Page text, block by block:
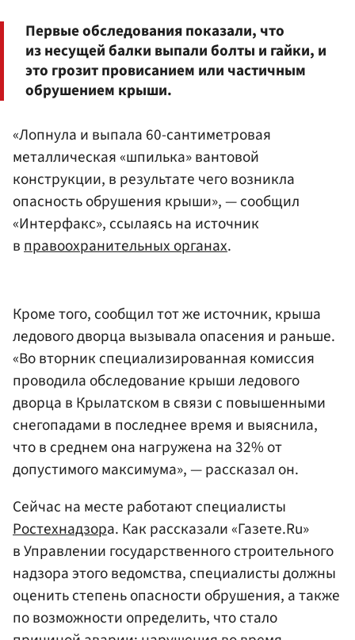
Первые обследования показали, что
из несущей балки выпали болты и гайки, и
это грозит провисанием или частичным
обрушением крыши.
«Лопнула и выпала 60-сантиметровая
металлическая «шпилька» вантовой
конструкции, в результате чего возникла
опасность обрушения крыши», — сообщил
«Интерфакс», ссылаясь на источник
вправоохранительных органах.
Кроме того, сообщил тот же источник, крыша
ледового дворца вызывала опасения и раньше.
«Во вторник специализированная комиссия
проводила обследование крыши ледового
дворца в Крылатском в связи с повышенными
снегопадами в последнее время и выяснила,
что в среднем она нагружена на 32% от
допустимого максимума», — рассказал он.
Сейчас на месте работают специалисты
Ростехнадзора. Как рассказали «Газете.Ru»
в Управлении государственного строительного
надзора этого ведомства, специалисты должны
оценить степень опасности обрушения, а также
по возможности определить, что стало